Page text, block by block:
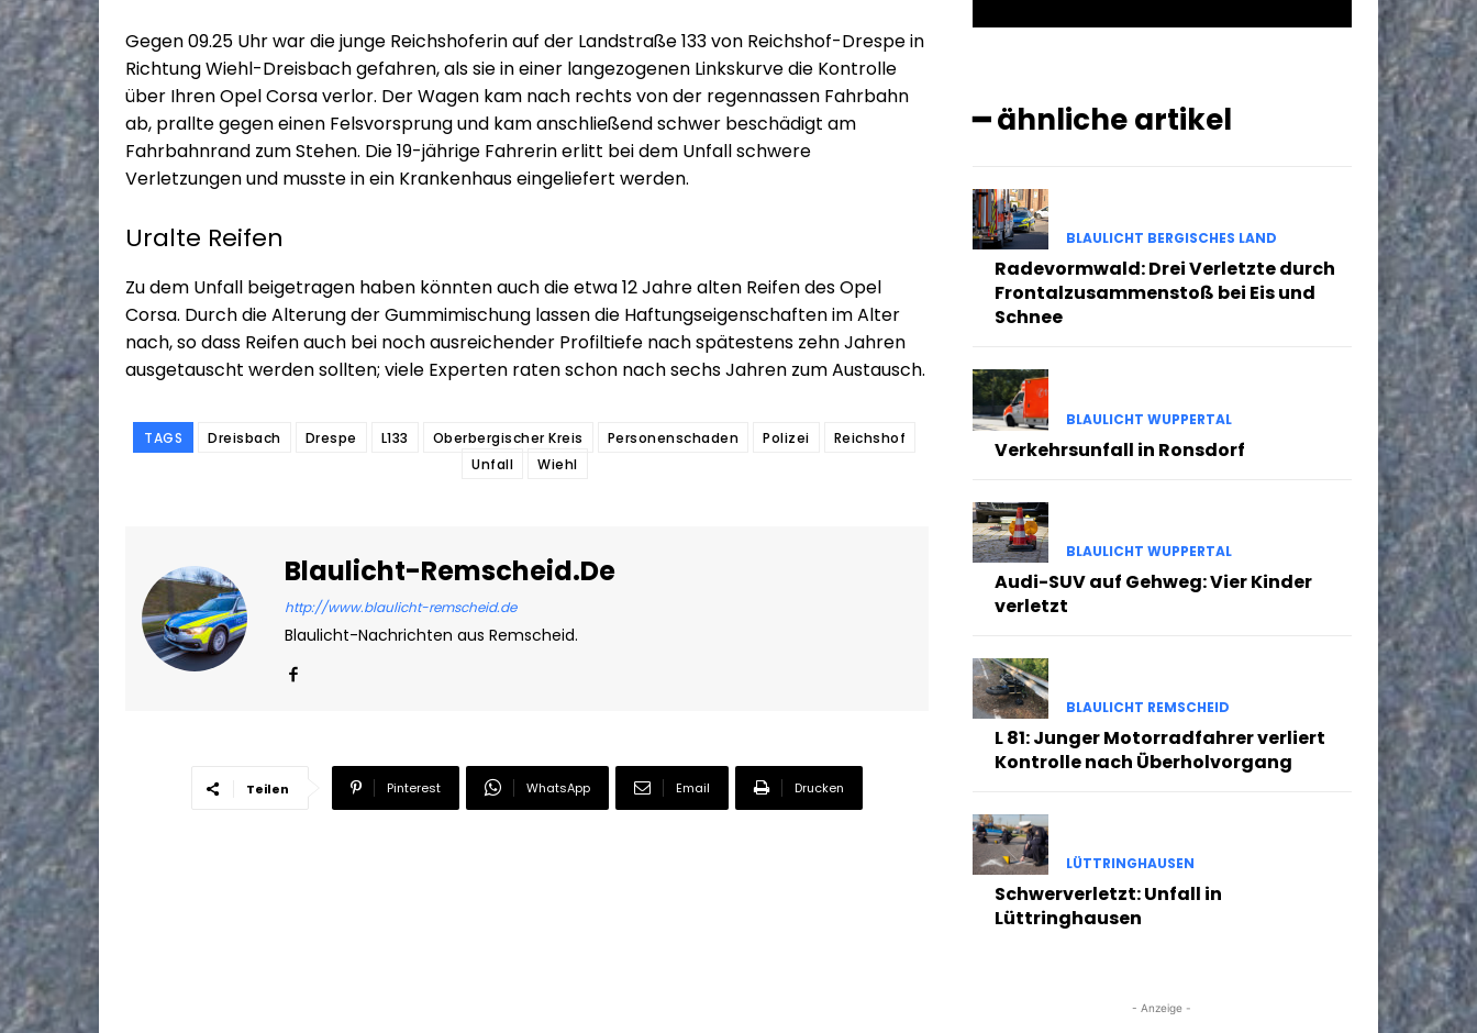
Gegen 09.25 Uhr war die junge Reichshoferin auf der Landstraße 133 von Reichshof-Drespe in
Richtung Wiehl-Dreisbach gefahren, als sie in einer langezogenen Linkskurve die Kontrolle
über Ihren Opel Corsa verlor. Der Wagen kam nach rechts von der regennassen Fahrbahn
ab, prallte gegen einen Felsvorsprung und kam anschließend schwer beschädigt am
Fahrbahnrand zum Stehen. Die 19-jährige Fahrerin erlitt bei dem Unfall schwere
Verletzungen und musste in ein Krankenhaus eingeliefert werden.
Uralte Reifen
Zu dem Unfall beigetragen haben könnten auch die etwa 12 Jahre alten Reifen des Opel
Corsa. Durch die Alterung der Gummimischung lassen die Haftungseigenschaften im Alter
nach, so dass Reifen auch bei noch ausreichender Profiltiefe nach spätestens zehn Jahren
ausgetauscht werden sollten; viele Experten raten schon nach sechs Jahren zum Austausch.
TAGS Dreisbach Drespe L133 Oberbergischer Kreis Personenschaden Polizei
Reichshof
Unfall
Wiehl
Blaulicht-Remscheid.de
http://www.blaulicht-remscheid.de
Blaulicht-Nachrichten aus Remscheid.
Teilen Pinterest WhatsApp Email Drucken
━ ähnliche artikel
BLAULICHT BERGISCHES LAND
Radevormwald: Drei Verletzte durch
Frontalzusammenstoß bei Eis und
Schnee
BLAULICHT WUPPERTAL
Verkehrsunfall in Ronsdorf
BLAULICHT WUPPERTAL
Audi-SUV auf Gehweg: Vier Kinder
verletzt
BLAULICHT REMSCHEID
L 81: Junger Motorradfahrer verliert
Kontrolle nach Überholvorgang
LÜTTRINGHAUSEN
Schwerverletzt: Unfall in
Lüttringhausen
- Anzeige -